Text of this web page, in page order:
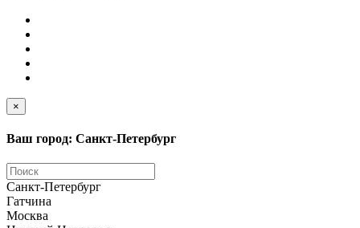
×
Ваш город: Санкт-Петербург
Санкт-Петербург
Гатчина
Москва